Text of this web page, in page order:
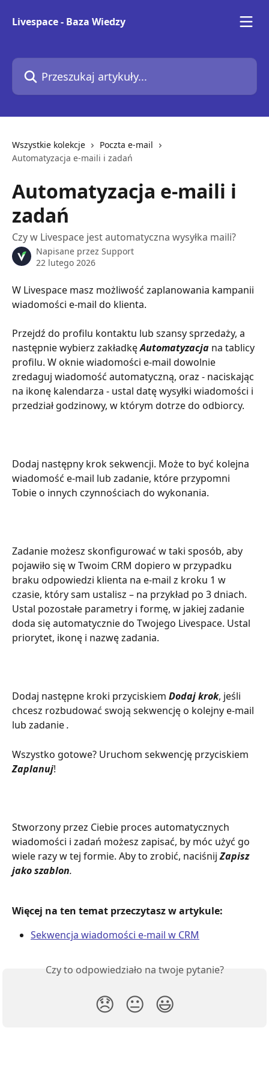
Livespace - Baza Wiedzy
Przeszukaj artykuły...
Wszystkie kolekcje
Poczta e-mail
Automatyzacja e-maili i zadań
Automatyzacja e-maili i
zadań
Czy w Livespace jest automatyczna wysyłka maili?
Napisane przez Support
22 lutego 2026
W Livespace masz możliwość zaplanowania kampanii
wiadomości e-mail do klienta.
Przejdź do profilu kontaktu lub szansy sprzedaży, a
następnie wybierz zakładkę Automatyzacja na tablicy
profilu. W oknie wiadomości e-mail dowolnie
zredaguj wiadomość automatyczną, oraz - naciskając
na ikonę kalendarza - ustal datę wysyłki wiadomości i
przedział godzinowy, w którym dotrze do odbiorcy.
Dodaj następny krok sekwencji. Może to być kolejna
wiadomość e-mail lub zadanie, które przypomni
Tobie o innych czynnościach do wykonania.
Zadanie możesz skonfigurować w taki sposób, aby
pojawiło się w Twoim CRM dopiero w przypadku
braku odpowiedzi klienta na e-mail z kroku 1 w
czasie, który sam ustalisz – na przykład po 3 dniach.
Ustal pozostałe parametry i formę, w jakiej zadanie
doda się automatycznie do Twojego Livespace. Ustal
priorytet, ikonę i nazwę zadania.
Dodaj następne kroki przyciskiem Dodaj krok, jeśli
chcesz rozbudować swoją sekwencję o kolejny e-mail
lub zadanie .
Wszystko gotowe? Uruchom sekwencję przyciskiem
Zaplanuj!
Stworzony przez Ciebie proces automatycznych
wiadomości i zadań możesz zapisać, by móc użyć go
wiele razy w tej formie. Aby to zrobić, naciśnij Zapisz
jako szablon.
Więcej na ten temat przeczytasz w artykule:
Sekwencja wiadomości e-mail w CRM
Czy to odpowiedziało na twoje pytanie?
😞 😐 😃